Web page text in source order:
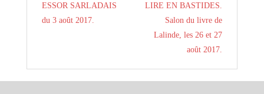
ESSOR SARLADAIS
du 3 août 2017.
LIRE EN BASTIDES.
Salon du livre de
Lalinde, les 26 et 27
août 2017.